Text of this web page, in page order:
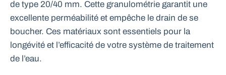
de type 20/40 mm. Cette granulométrie garantit une
excellente perméabilité et empêche le drain de se
boucher. Ces matériaux sont essentiels pour la
longévité et l’efficacité de votre système de traitement
de l’eau.